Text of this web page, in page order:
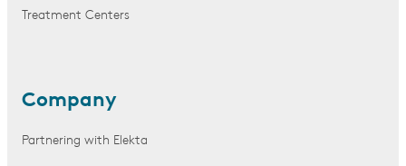
Treatment Centers
Company
Partnering with Elekta